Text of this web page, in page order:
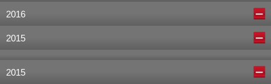
2016
2015
2015